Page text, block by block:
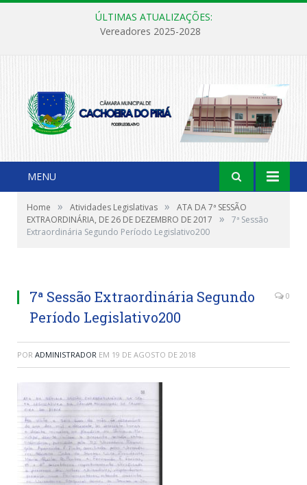
ÚLTIMAS ATUALIZAÇÕES:
Vereadores 2025-2028
MENU
Home » Atividades Legislativas »
ATA DA 7ª SESSÃO
EXTRAORDINÁRIA, DE 26 DE DEZEMBRO DE 2017
»
7ª Sessão
Extraordinária Segundo Período Legislativo200
7ª Sessão Extraordinária Segundo
Período Legislativo200
0
POR ADMINISTRADOR EM 19 DE AGOSTO DE 2018